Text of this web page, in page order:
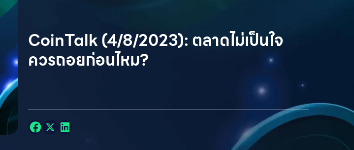
CoinTalk (4/8/2023): ตลาดไม่เป็นใจ
ควรถอยก่อนไหม?